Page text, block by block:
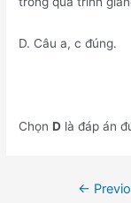
D. Câu a, c đúng.
ChọnD là đáp án
←